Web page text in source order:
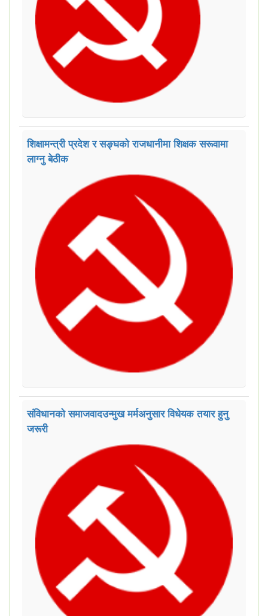
शिक्षामन्त्री प्रदेश र सङ्घको राजधानीमा शिक्षक सरूवामा
लाग्नु बेठीक
संविधानको समाजवादउन्मुख मर्मअनुसार विधेयक तयार हुनु
जरूरी